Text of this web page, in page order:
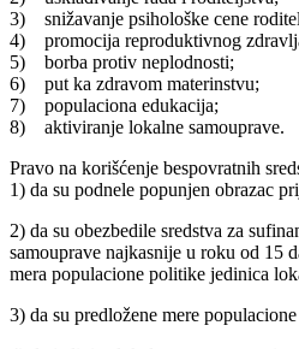
3) snižavanje psihološke cene
4) promocija reproduktivnog
5) borba protiv neplodnosti;
6) put ka zdravom materinstvu;
7) populaciona edukacija;
8) aktiviranje lokalne samouprave.
Pravo na korišćenje bespovratnih
1) da su podnele popunjen obrazac
2) da su obezbedile sredstva za
samouprave najkasnije u roku od 15
mera populacione politike jedinica
3) da su predložene mere